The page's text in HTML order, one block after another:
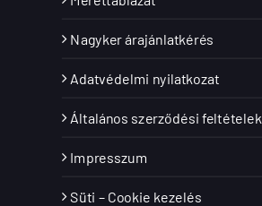
Nagyker árajánlatkérés
Adatvédelmi nyilatkozat
Általános szerződési feltételek
Impresszum
Süti – Cookie kezelés